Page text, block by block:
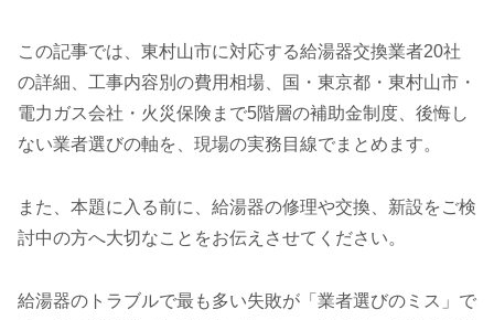
この記事では、東村山市に対応する給湯器交換業者20社
の詳細、工事内容別の費用相場、国・東京都・東村山市・
電力ガス会社・火災保険まで5階層の補助金制度、後悔し
ない業者選びの軸を、現場の実務目線でまとめます。
また、本題に入る前に、給湯器の修理や交換、新設をご検
討中の方へ大切なことをお伝えさせてください。
給湯器のトラブルで最も多い失敗が「業者選びのミス」で